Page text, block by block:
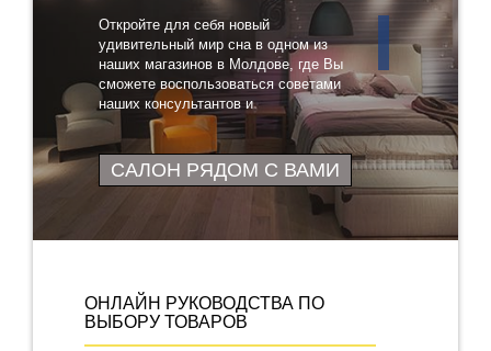
Откройте для себя новый
удивительный мир сна в одном из
наших магазинов в Молдове, где Вы
сможете воспользоваться советами
наших консультантов и
протестировать понравившиеся
товары
САЛОН РЯДОМ С ВАМИ
ОНЛАЙН РУКОВОДСТВА ПО
ВЫБОРУ ТОВАРОВ